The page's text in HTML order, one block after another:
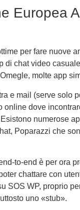
Europea
per fare nuove
di chat video
molte app
e mail (serve solo
online dove
numerose
Poparazzi che
to-end è per ora
chattare con
SOS WP, proprio
uno «stub».